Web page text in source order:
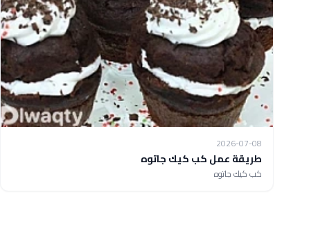
2026-07-08
طريقة عمل كب كيك جاتوه
كب كيك جاتوه